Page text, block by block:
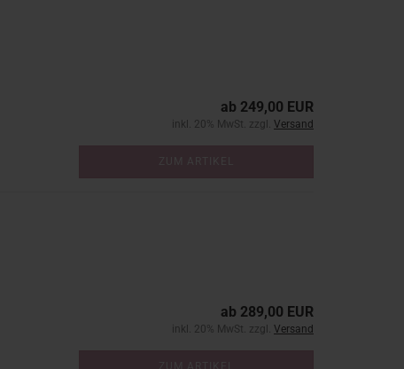
ab 249,00 EUR
inkl. 20% MwSt. zzgl. Versand
ab 289,00 EUR
inkl. 20% MwSt. zzgl. Versand